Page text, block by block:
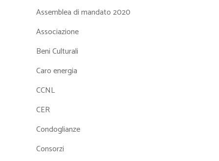
Assemblea di mandato 2020
Associazione
Beni Culturali
Caro energia
CCNL
CER
Condoglianze
Consorzi